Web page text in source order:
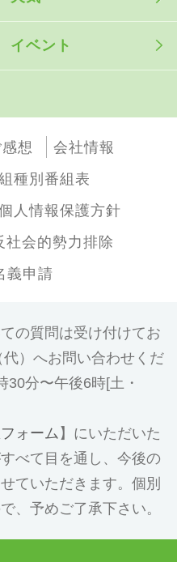
イベント
想
会社情報
種別番組表
人情報保護方針
社会的勢力排除
義申請
の質問は受け付けてお
）へお問い合わせくだ
30分〜午後6時[土・
ォーム 】にいただいた
べて目を通し、今後の
ていただきます。個別
、予めご了承下さい。